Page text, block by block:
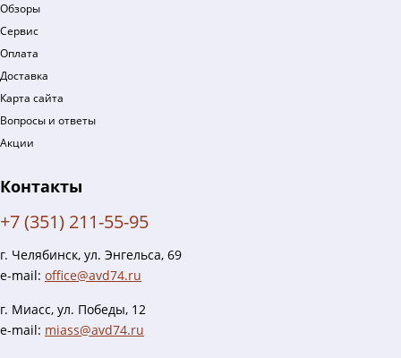
Обзоры
Сервис
Оплата
Доставка
Карта сайта
Вопросы и ответы
Акции
Контакты
+7 (351) 211-55-95
г. Челябинск, ул. Энгельса, 69
e-mail: office@avd74.ru
г. Миасс, ул. Победы, 12
e-mail: miass@avd74.ru